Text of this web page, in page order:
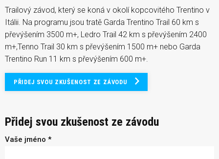
Trailový závod, který se koná v okolí kopcovitého Trentino v
Itálii. Na programu jsou tratě Garda Trentino Trail 60 km s
převýšením 3500 m+, Ledro Trail 42 km s převýšením 2400
m+,Tenno Trail 30 km s převýšením 1500 m+ nebo Garda
Trentino Run 11 km s převýšením 600 m+.
PŘIDEJ SVOU ZKUŠENOST ZE ZÁVODU
Přidej svou zkušenost ze závodu
Vaše jméno *